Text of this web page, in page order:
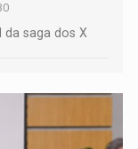
saga dos X